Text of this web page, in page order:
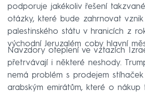
podporuje jakékoliv řešení
otázky, které bude zahrnovat vznik
palestinského státu v hranicích z
východní Jeruzalém coby hlavní
Navzdory oteplení ve vztazích
přetrvávají i některé neshody.
nemá problém s prodejem stíhaček
arabským emirátům, které o nákup